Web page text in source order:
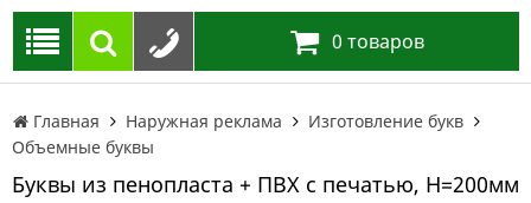
0 товаров
Главная Наружная реклама
Изготовление букв
Объемные буквы
Буквы из пенопласта + ПВХ с печатью, H=200мм